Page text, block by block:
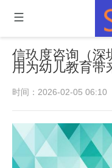
信玖度咨询（深
用为幼儿教育带
时间：2026-02-05 06:10